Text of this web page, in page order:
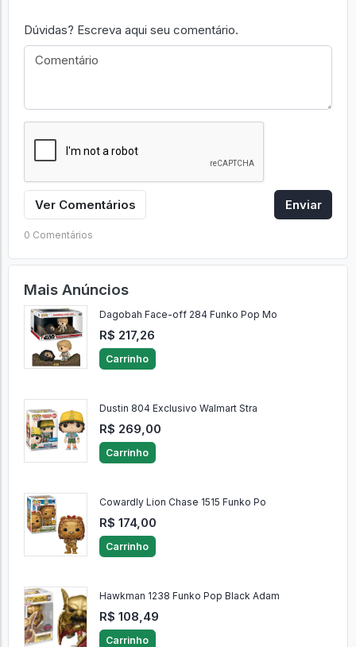
Dúvidas? Escreva aqui seu comentário.
Ver Comentários Enviar
0 Comentários
Mais Anúncios
Dagobah Face-off 284 Funko Pop Mo
R$ 217,26
Carrinho
Dustin 804 Exclusivo Walmart Stra
R$ 269,00
Carrinho
Cowardly Lion Chase 1515 Funko Po
R$ 174,00
Carrinho
Hawkman 1238 Funko Pop Black Adam
R$ 108,49
Carrinho